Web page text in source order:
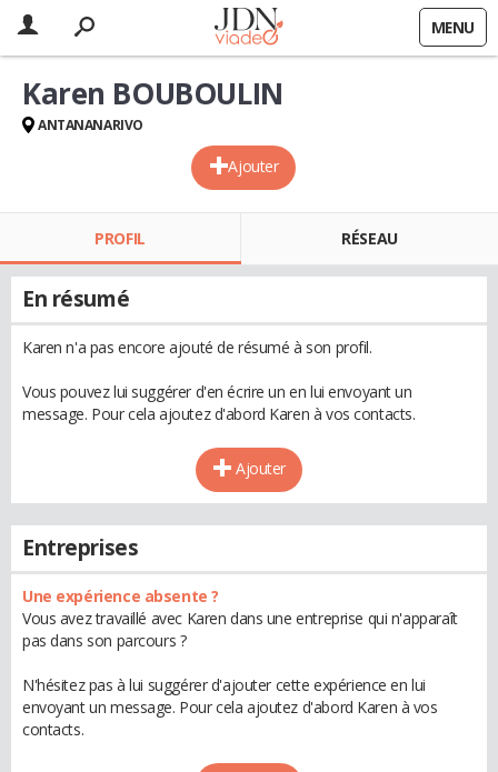
MENU
Ajouter
Karen BOUBOULIN
ANTANANARIVO
PROFIL RÉSEAU
En résumé
Karen n'a pas encore ajouté de résumé à son profil.
Vous pouvez lui suggérer d'en écrire un en lui envoyant un
message. Pour cela ajoutez d'abord Karen à vos contacts.
Ajouter
Entreprises
Une expérience absente ?
Vous avez travaillé avec Karen dans une entreprise qui n'apparaît
pas dans son parcours ?
N'hésitez pas à lui suggérer d'ajouter cette expérience en lui
envoyant un message. Pour cela ajoutez d'abord Karen à vos
contacts.